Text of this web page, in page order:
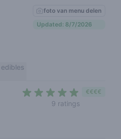
foto van menu delen
Updated: 8/7/2026
edibles
9 ratings
€€€€